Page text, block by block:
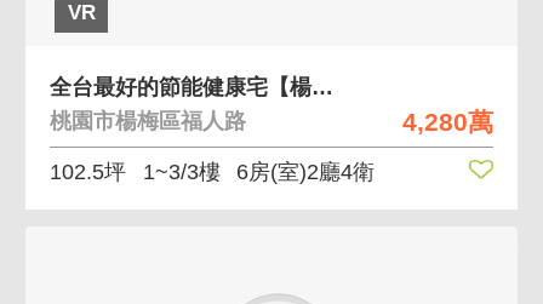
VR
4,280萬
全台最好的節能健康宅【楊梅福人居Ａ】頂級電梯別墅
桃園市楊梅區福人路
102.5坪 1~3/3樓 6房(室)2廳4衛